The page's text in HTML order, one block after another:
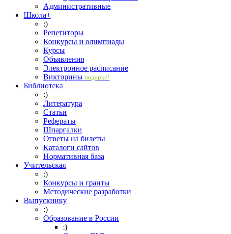
Административные
Школа+
:)
Репетиторы
Конкурсы и олимпиады
Курсы
Объявления
Электронное расписание
Викторины подарки!
Библиотека
:)
Литература
Статьи
Рефераты
Шпаргалки
Ответы на билеты
Каталоги сайтов
Нормативная база
Учительская
:)
Конкурсы и гранты
Методические разработки
Выпускнику
:)
Образование в России
:)